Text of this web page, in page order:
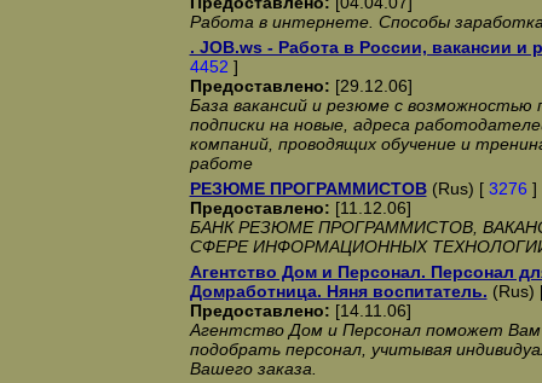
Работа в интернете. Способы
. JOB.ws - Работа в России, вакансии и
4452 ]
Предоставлено: [29.12.06]
База вакансий и резюме с возможностью
подписки на новые, адреса
компаний, проводящих обучение и
работе
РЕЗЮМЕ ПРОГРАММИСТОВ(Rus) [ 3276 ]
Предоставлено: [11.12.06]
БАНК РЕЗЮМЕ ПРОГРАММИСТОВ,
СФЕРЕ ИНФОРМАЦИОННЫХ
Агентство Дом и Персонал. Персонал
Домработница. Няня воспитатель. (Rus)
Предоставлено: [14.11.06]
Агентство Дом и Персонал поможет Вам
подобрать персонал, учитывая
Вашего заказа.